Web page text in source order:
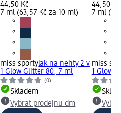
44,50 Kč
7 ml (63,57 Kč za 10 ml)
miss sportylak na nehty 2 v
1 Glow Glitter 80, 7 ml
(0)
Skladem
Vybrat prodejnu dm
44,50 Kč
7 ml
miss
1 Glow